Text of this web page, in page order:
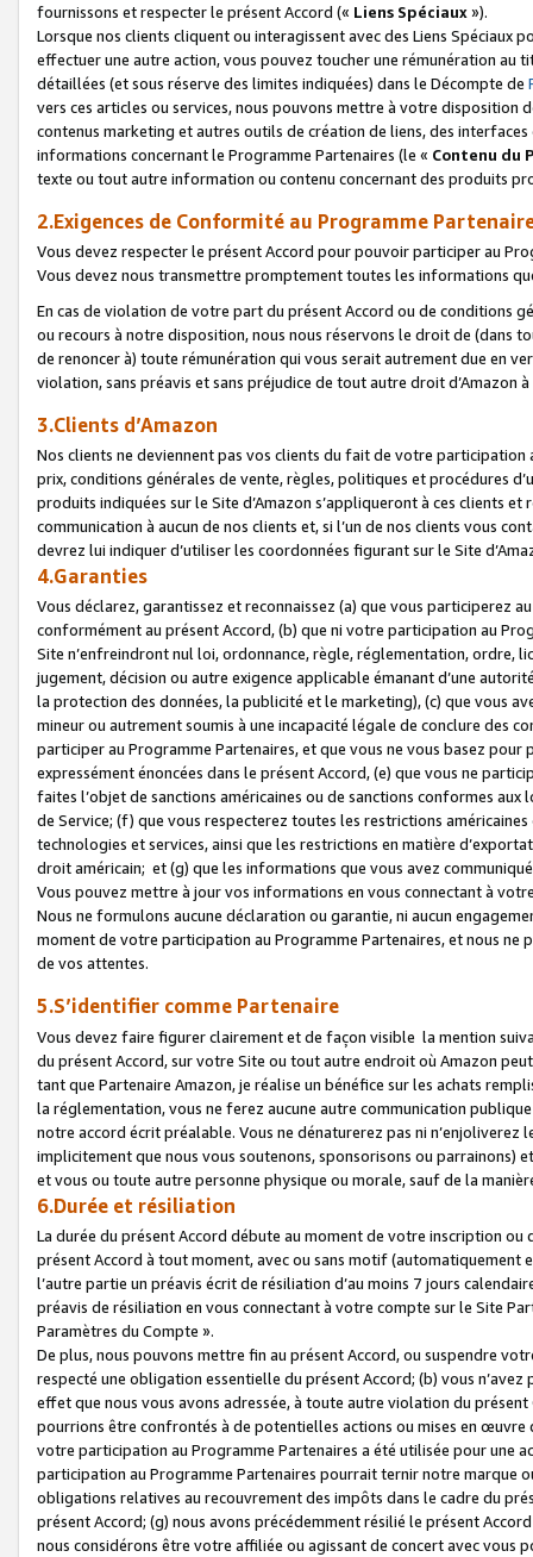
fournissons et respecter le présent Accord (« Liens Spéciaux»).
Lorsque nos clients cliquent ou interagissent avec des Liens Spéciaux
effectuer une autre action, vous pouvez toucher une rémunération
détaillées (et sous réserve des limites indiquées) dans le Décompte de
vers ces articles ou services, nous pouvons mettre à votre disposition
contenus marketing et autres outils de création de liens, des
informations concernant le Programme Partenaires (le « Contenu du
texte ou tout autre information ou contenu concernant des produits
2.Exigences de Conformité au Programme
Vous devez respecter le présent Accord pour pouvoir participer au
Vous devez nous transmettre promptement toutes les informations
En cas de violation de votre part du présent Accord ou de conditions
ou recours à notre disposition, nous nous réservons le droit de (dans
de renoncer à) toute rémunération qui vous serait autrement due en
violation, sans préavis et sans préjudice de tout autre droit
3.Clients d’Amazon
Nos clients ne deviennent pas vos clients du fait de votre
prix, conditions générales de vente, règles, politiques et procédures
produits indiquées sur le Site d’Amazon s’appliqueront à ces clients
communication à aucun de nos clients et, si l’un de nos clients vous
devrez lui indiquer d’utiliser les coordonnées figurant sur le Site
4.Garanties
Vous déclarez, garantissez et reconnaissez (a) que vous participerez
conformément au présent Accord, (b) que ni votre participation au
Site n’enfreindront nul loi, ordonnance, règle, réglementation, ordre,
jugement, décision ou autre exigence applicable émanant d’une
la protection des données, la publicité et le marketing), (c) que vous
mineur ou autrement soumis à une incapacité légale de conclure des
participer au Programme Partenaires, et que vous ne vous basez
expressément énoncées dans le présent Accord, (e) que vous ne
faites l’objet de sanctions américaines ou de sanctions conformes
de Service; (f) que vous respecterez toutes les restrictions
technologies et services, ainsi que les restrictions en matière
droit américain; et (g) que les informations que vous avez
Vous pouvez mettre à jour vos informations en vous connectant à
Nous ne formulons aucune déclaration ou garantie, ni aucun
moment de votre participation au Programme Partenaires, et nous
de vos attentes.
5.S’identifier comme Partenaire
Vous devez faire figurer clairement et de façon visible la mention
du présent Accord, sur votre Site ou tout autre endroit où Amazon
tant que Partenaire Amazon, je réalise un bénéfice sur les achats
la réglementation, vous ne ferez aucune autre communication
notre accord écrit préalable. Vous ne dénaturerez pas ni
implicitement que nous vous soutenons, sponsorisons ou parrainons)
et vous ou toute autre personne physique ou morale, sauf de la
6.Durée et résiliation
La durée du présent Accord débute au moment de votre inscription
présent Accord à tout moment, avec ou sans motif (automatiquement
l’autre partie un préavis écrit de résiliation d’au moins 7 jours
préavis de résiliation en vous connectant à votre compte sur le Site
Paramètres du Compte ».
De plus, nous pouvons mettre fin au présent Accord, ou suspendre
respecté une obligation essentielle du présent Accord; (b) vous
effet que nous vous avons adressée, à toute autre violation du
pourrions être confrontés à de potentielles actions ou mises en
votre participation au Programme Partenaires a été utilisée pour une
participation au Programme Partenaires pourrait ternir notre marque
obligations relatives au recouvrement des impôts dans le cadre du
présent Accord; (g) nous avons précédemment résilié le présent
nous considérons être votre affiliée ou agissant de concert avec vous